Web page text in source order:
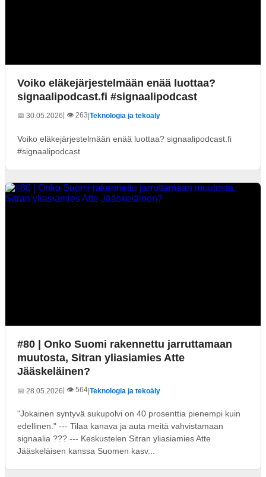
Voiko eläkejärjestelmään enää luottaa?
signaalipodcast.fi #signaalipodcast
📅 30.05.2026| 👁️ 263 Teknologia ja tekoäly
Voiko eläkejärjestelmään enää luottaa? signaalipodcast.fi
#signaalipodcast
#80 | Onko Suomi rakennettu jarruttamaan
muutosta, Sitran yliasiamies Atte
Jääskeläinen?
📅 28.05.2026 | 👁️ 564|Teknologia ja tekoäly
"Jokainen syntyvä sukupolvi on 40 prosenttia pienempi kuin
edellinen." --- Tilaa kanava ja auta meitä vahvistamaan
signaalia ??? --- Keskustelen Sitran yliasiamies Atte
Jääskeläisen kanssa Suomen kasv...